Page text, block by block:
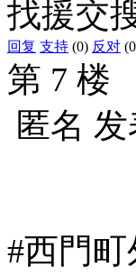
找援交
回复 支持 (0) 反对
第 7 楼
匿名 发
#西門町